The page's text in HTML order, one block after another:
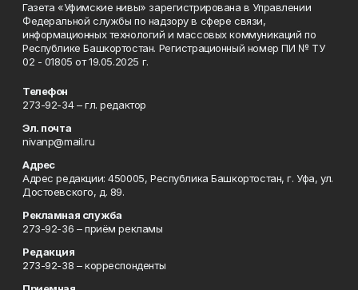
Газета «Уфимские нивы» зарегистрирована в Управлении
Федеральной службы по надзору в сфере связи,
информационных технологий и массовых коммуникаций по
Республике Башкортостан. Регистрационный номер ПИ № ТУ
02 - 01805 от 19.05.2025 г.
Телефон
273-92-34 – гл. редактор
Эл. почта
nivanp@mail.ru
Адрес
Адрес редакции: 450005, Республика Башкортостан, г. Уфа, ул.
Достоевского, д. 89.
Рекламная служба
273-92-36 – приём рекламы
Редакция
273-92-38 – корреспонденты